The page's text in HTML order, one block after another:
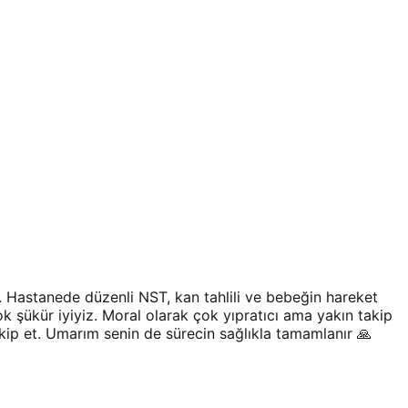
Hastanede düzenli NST, kan tahlili ve bebeğin hareket
şükür iyiyiz. Moral olarak çok yıpratıcı ama yakın takip
et. Umarım senin de sürecin sağlıkla tamamlanır 🙏